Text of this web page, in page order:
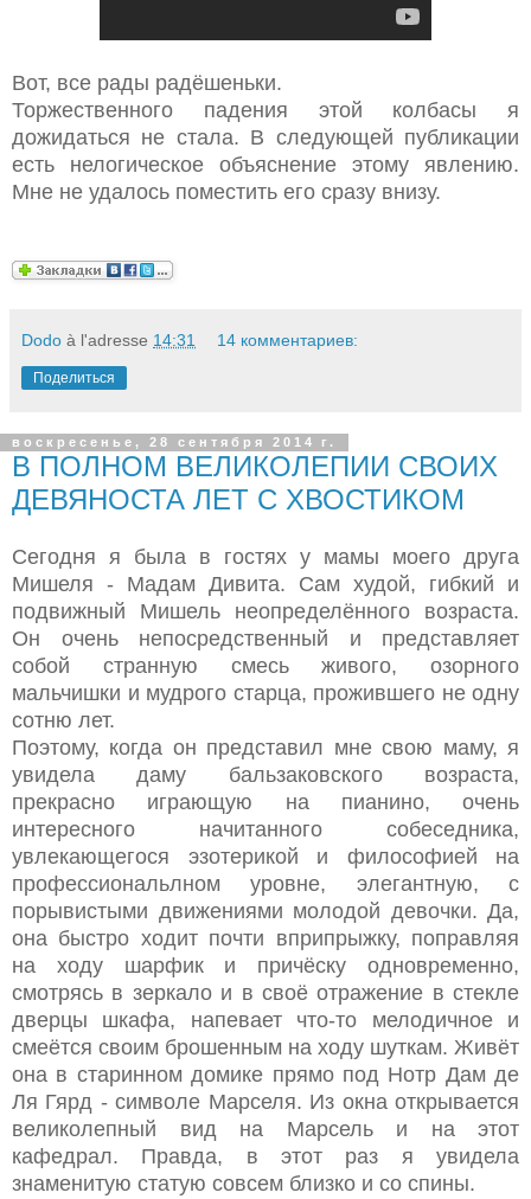
Вот, все рады радёшеньки.
Торжественного падения этой колбасы я
дожидаться не стала. В следующей публикации
есть нелогическое объяснение этому явлению.
Мне не удалось поместить его сразу внизу.
Dodo à l'adresse 14:31 14 комментариев:
Поделиться
воскресенье, 28 сентября 2014 г.
В ПОЛНОМ ВЕЛИКОЛЕПИИ СВОИХ
ДЕВЯНОСТА ЛЕТ С ХВОСТИКОМ
Сегодня я была в гостях у мамы моего друга
Мишеля - Мадам Дивита. Сам худой, гибкий и
подвижный Мишель неопределённого возраста.
Он очень непосредственный и представляет
собой странную смесь живого, озорного
мальчишки и мудрого старца, прожившего не одну
сотню лет.
Поэтому, когда он представил мне свою маму, я
увидела даму бальзаковского возраста,
прекрасно играющую на пианино, очень
интересного начитанного собеседника,
увлекающегося эзотерикой и философией на
профессиональлном уровне, элегантную, с
порывистыми движениями молодой девочки. Да,
она быстро ходит почти вприпрыжку, поправляя
на ходу шарфик и причёску одновременно,
смотрясь в зеркало и в своё отражение в стекле
дверцы шкафа, напевает что-то мелодичное и
смеётся своим брошенным на ходу шуткам. Живёт
она в старинном домике прямо под Нотр Дам де
Ля Гярд - символе Марселя. Из окна открывается
великолепный вид на Марсель и на этот
кафедрал. Правда, в этот раз я увидела
знаменитую статую совсем близко и со спины.